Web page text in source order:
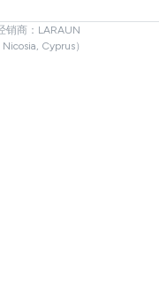
销商：LARAUN
Cyprus）